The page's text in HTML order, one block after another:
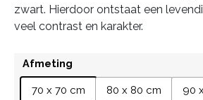
zwart. Hierdoor ontstaat een
veel contrast en karakter.
Afmeting
70 x 70 cm 80 x 80 cm
90